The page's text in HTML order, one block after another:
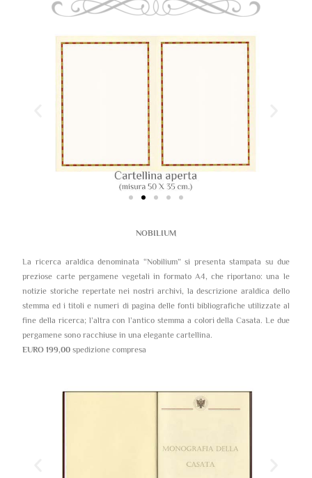
NOBILIUM
La ricerca araldica denominata “Nobilium” si presenta stampata su due
preziose carte pergamene vegetali in formato A4, che riportano: una le
notizie storiche repertate nei nostri archivi, la descrizione araldica dello
stemma ed i titoli e numeri di pagina delle fonti bibliografiche utilizzate al
fine della ricerca; l’altra con l’antico stemma a colori della Casata. Le due
pergamene sono racchiuse in una elegante cartellina.
EURO 199,00 spedizione compresa